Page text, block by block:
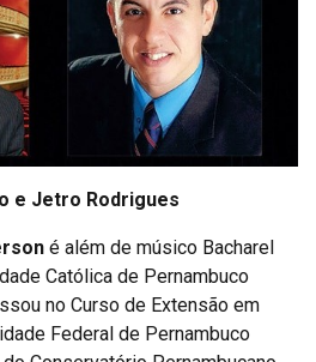
e Jetro Rodrigues
é além de músico Bacharel
Católica de Pernambuco
no Curso de Extensão em
Federal de Pernambuco